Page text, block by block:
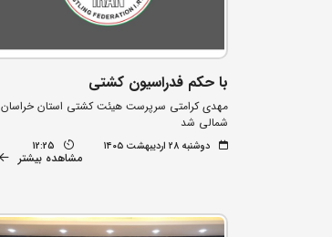
با حکم فدراسیون کشتی
مهدی کرامتی سرپرست هیئت کشتی استان خراسان
شمالی شد
دوشنبه ۲۸ اردیبهشت ۱۴۰۵ 12:25
مشاهده بیشتر